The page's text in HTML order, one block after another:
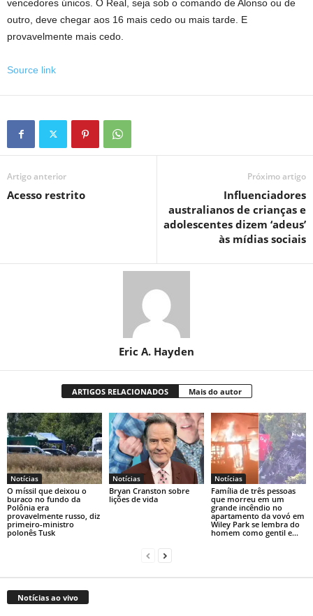
vencedores únicos. O Real, seja sob o comando de Alonso ou de
outro, deve chegar aos 16 mais cedo ou mais tarde. E
provavelmente mais cedo.
Source link
Artigo anterior
Acesso restrito
Próximo artigo
Influenciadores
australianos de crianças e
adolescentes dizem ‘adeus’
às mídias sociais
Eric A. Hayden
ARTIGOS RELACIONADOS Mais do autor
Notícias
O míssil que deixou o
buraco no fundo da
Polônia era
provavelmente russo, diz
primeiro-ministro
polonês Tusk
Notícias
Bryan Cranston sobre
lições de vida
Notícias
Família de três pessoas
que morreu em um
grande incêndio no
apartamento da vovó em
Wiley Park se lembra do
homem como gentil e...
Notícias ao vivo